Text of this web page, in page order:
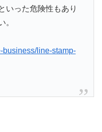
いった危険性もあり
。
business/line-stamp-